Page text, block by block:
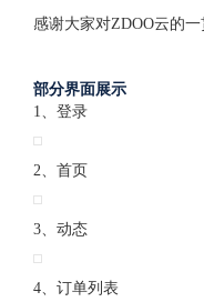
感谢大家对ZDOO云的一
部分界面展示
1、登录
2、首页
3、动态
4、订单列表